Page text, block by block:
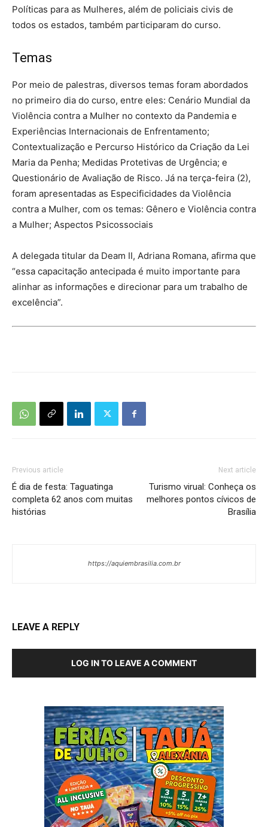
Políticas para as Mulheres, além de policiais civis de
todos os estados, também participaram do curso.
Temas
Por meio de palestras, diversos temas foram abordados
no primeiro dia do curso, entre eles: Cenário Mundial da
Violência contra a Mulher no contexto da Pandemia e
Experiências Internacionais de Enfrentamento;
Contextualização e Percurso Histórico da Criação da Lei
Maria da Penha; Medidas Protetivas de Urgência; e
Questionário de Avaliação de Risco. Já na terça-feira (2),
foram apresentadas as Especificidades da Violência
contra a Mulher, com os temas: Gênero e Violência contra
a Mulher; Aspectos Psicossociais
A delegada titular da Deam II, Adriana Romana, afirma que
“essa capacitação antecipada é muito importante para
alinhar as informações e direcionar para um trabalho de
excelência”.
Previous article
É dia de festa: Taguatinga
completa 62 anos com muitas
histórias
Next article
Turismo virual: Conheça os
melhores pontos cívicos de
Brasília
https://aquiembrasilia.com.br
LEAVE A REPLY
LOG IN TO LEAVE A COMMENT